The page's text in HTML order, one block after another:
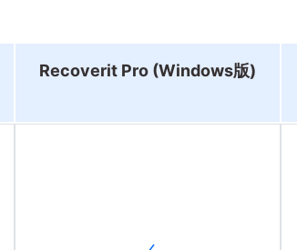
Recoverit Pro (Windows版)